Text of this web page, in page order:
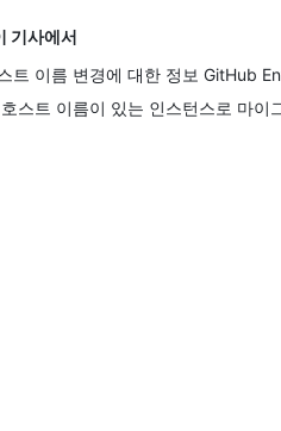
기사에서
트 이름 변경에 대한 정보 GitHub
스트 이름이 있는 인스턴스로 마이